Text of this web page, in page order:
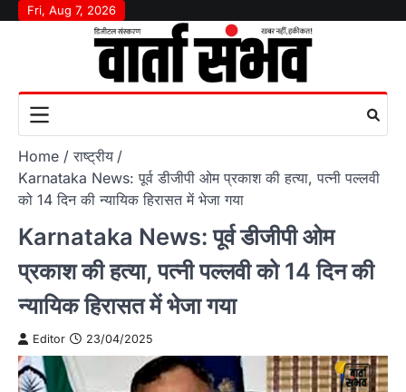
SkipFri, Aug 7, 2026
Home
राष्‍ट्रीय
Karnataka News: पूर्व डीजीपी ओम प्रकाश की हत्या, पत्नी पल्लवी
को 14 दिन की न्यायिक हिरासत में भेजा गया
Karnataka News: पूर्व डीजीपी ओम
प्रकाश की हत्या, पत्नी पल्लवी को 14 दिन की
न्यायिक हिरासत में भेजा गया
Editor 23/04/2025